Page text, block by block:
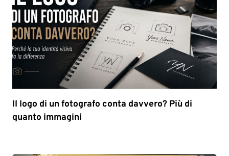
Il logo di un fotografo conta davvero? Più di
quanto immagini